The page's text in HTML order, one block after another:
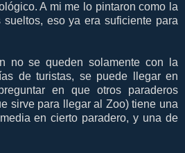
A mi me lo pintaron como la
eso ya era suficiente para
no se queden solamente con la
de turistas, se puede llegar en
en que otros paraderos
sirve para llegar al Zoo) tiene una
en cierto paradero, y una de